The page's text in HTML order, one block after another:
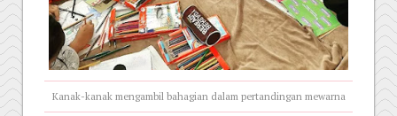
Kanak-kanak mengambil bahagian dalam pertandingan mewarna